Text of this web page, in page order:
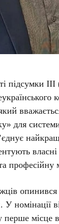
підсумки
для
професійну
номінації
перше місце